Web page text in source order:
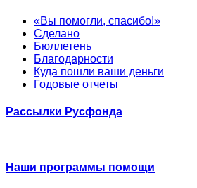
«Вы помогли, спасибо!»
Сделано
Бюллетень
Благодарности
Куда пошли ваши деньги
Годовые отчеты
Рассылки Русфонда
Наши программы помощи